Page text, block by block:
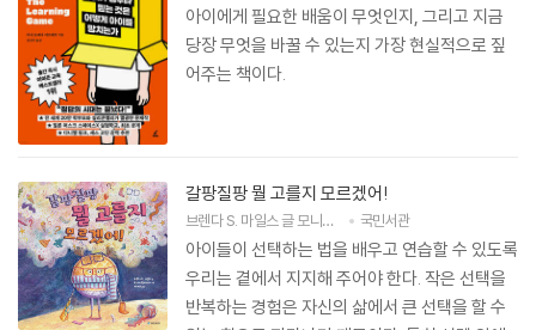
아이에게 필요한 배움이 무엇인지, 그리고 지금
당장 무엇을 바꿀 수 있는지 가장 현실적으로 짚
어주는 책이다.
갈팡질팡 뭘 고를지 모르겠어!
브렌다 S. 마일스글 모니카 필리피나 그림
국민서관
아이들이 선택하는 법을 배우고 연습할 수 있도록
우리는 곁에서 지지해 주어야 한다. 작은 선택을
반복하는 경험은 자신의 삶에서 큰 선택을 할 수